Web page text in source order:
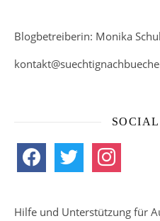
Blogbetreiberin: Monika
facebook twitter instagram
Hilfe und Unterstützung für